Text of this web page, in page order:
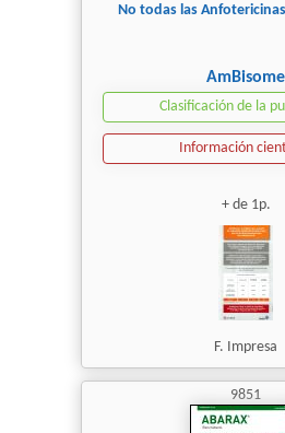
No todas las
AmBisome
Clasificación de la
Información
+ de 1p.
F. Impresa
9851